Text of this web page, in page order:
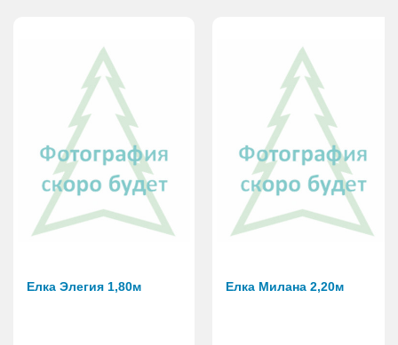
Елка Элегия 1,80м Елка Милана 2,20м